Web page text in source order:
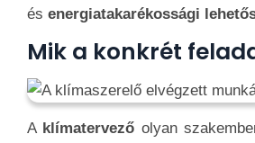
és energiatakarékossági
Mik a konkrét
A klímatervező olyan